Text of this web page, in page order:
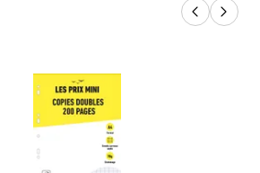
Produits